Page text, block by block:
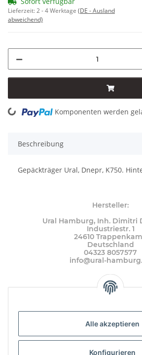
Alle akzeptieren
Konfigurieren
Lieferzeit:2 - 4 Werktage (DE - Ausland
abweichend)
Loading... Komponenten werden
Beschreibung
Gepäckträger Ural, Dnepr, K750.
Hersteller:
Ural Hamburg, Inh. Dimitri
Industriestr. 1
24610
Deutschland
04323 8057577
info@ural-